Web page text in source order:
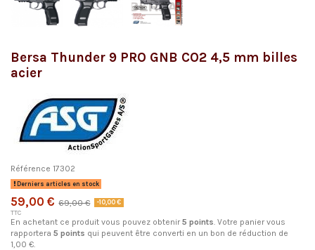
Bersa Thunder 9 PRO GNB CO2 4,5 mm billes
acier
Référence 17302
Derniers articles en stock
59,00 € 69,00 € -10,00 €
TTC
En achetant ce produit vous pouvez obtenir 5 points . Votre panier vous
rapportera 5 points qui peuvent être converti en un bon de réduction de
1,00 €